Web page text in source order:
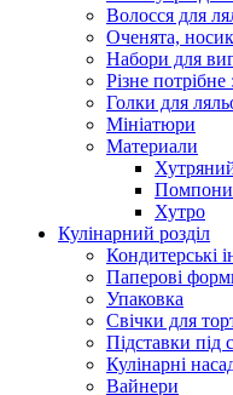
Волосся для
Оченята,
Набори для
Різне потрібне
Голки для
Мініатюри
Материали
Помпони
Хутро
Кулінарний розділ
Кондитерські
Паперові
Упаковка
Свічки для
Підставки під
Кулінарні
Вайнери